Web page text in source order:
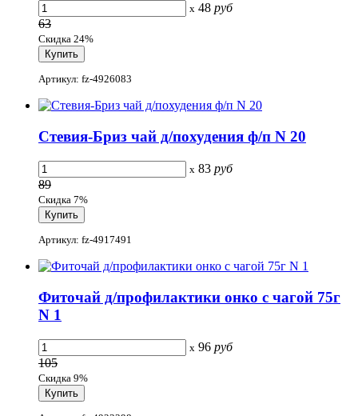
x 48 руб
63
Скидка 24%
Артикул: fz-4926083
Стевия-Бриз чай д/похудения ф/п N 20
x 83 руб
89
Скидка 7%
Артикул: fz-4917491
Фиточай д/профилактики онко с чагой 75г
N 1
x 96 руб
105
Скидка 9%